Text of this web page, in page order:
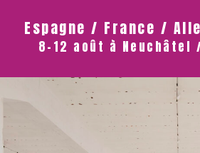
Espagne / France /
8-12 août à Neuchâtel